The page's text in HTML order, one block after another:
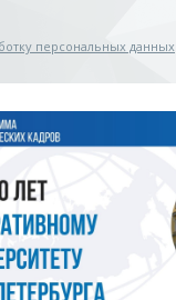
персональных данных